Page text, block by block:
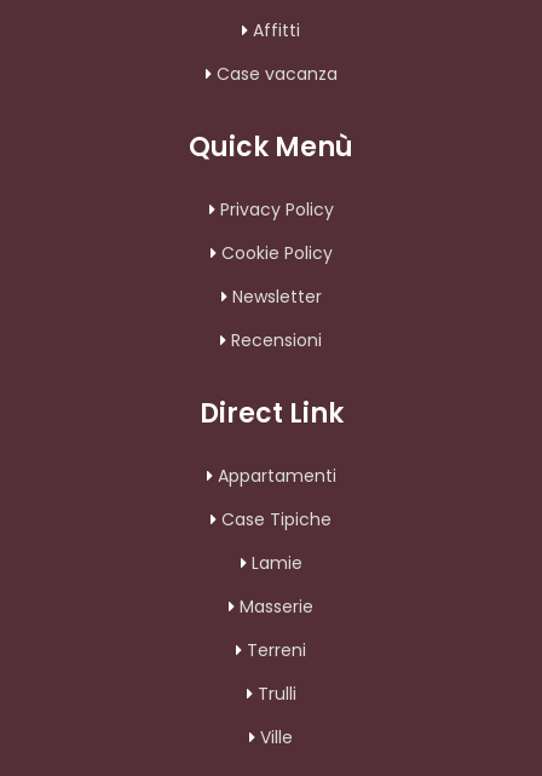
Affitti
Case vacanza
Quick Menù
Privacy Policy
Cookie Policy
Newsletter
Recensioni
Direct Link
Appartamenti
Case Tipiche
Lamie
Masserie
Terreni
Trulli
Ville